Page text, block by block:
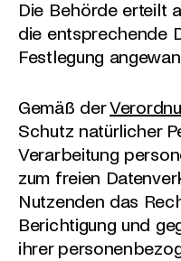
Die Behörde erteilt
die entsprechende
Festlegung
Gemäß der
Schutz natürlicher
Verarbeitung
zum freien
Nutzenden das
Berichtigung und
ihrer